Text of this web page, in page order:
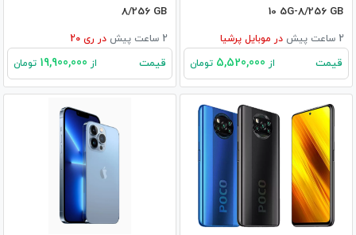
10 5G-8/256 GB
2 ساعت پیش در موبایل پرشیا
قیمت از تومان
8/256 GB
2 ساعت پیش در ری 20
قیمت از تومان